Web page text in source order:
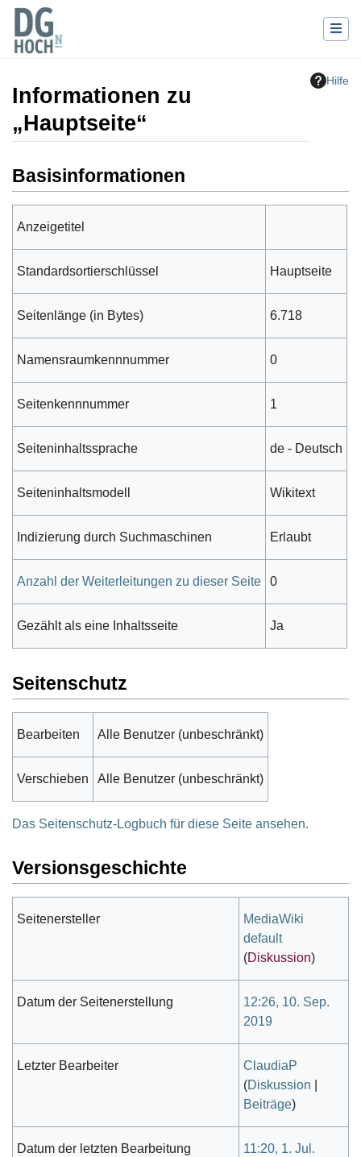
Hilfe
Informationen zu
„Hauptseite“
Basisinformationen
Anzeigetitel
Standardsortierschlüssel Hauptseite
Seitenlänge (in Bytes) 6.718
Namensraumkennnummer 0
Seitenkennnummer 1
Seiteninhaltssprache de - Deutsch
Seiteninhaltsmodell Wikitext
Indizierung durch Suchmaschinen Erlaubt
Anzahl der Weiterleitungen zu dieser Seite 0
Gezählt als eine Inhaltsseite Ja
Seitenschutz
Bearbeiten Alle Benutzer (unbeschränkt)
Verschieben Alle Benutzer (unbeschränkt)
Das Seitenschutz-Logbuch für diese Seite ansehen.
Versionsgeschichte
Seitenersteller
MediaWiki
default
(Diskussion)
Datum der Seitenerstellung
12:26, 10. Sep.
2019
Letzter Bearbeiter
ClaudiaP
(Diskussion
Beiträge)
Datum der letzten Bearbeitung
11:20, 1. Jul.